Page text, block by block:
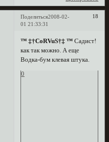
Поделиться 18
2008-02-
01 21:33:31
™ ‡†CoRVuS†‡ ™ Садист!
как так можно. А еще
Водка-бум клевая штука.
0